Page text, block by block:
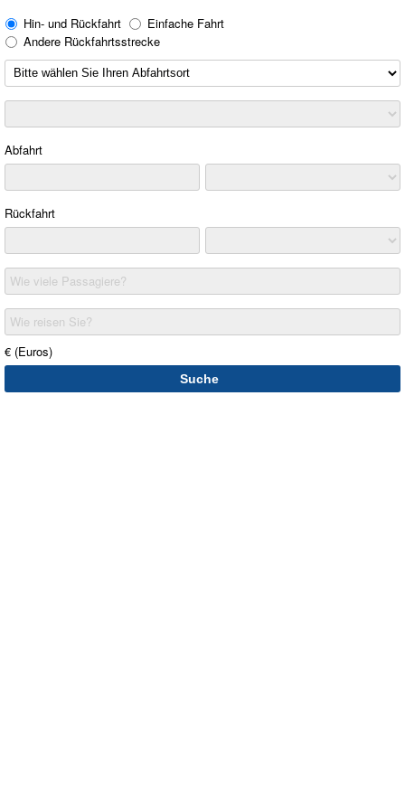
Hin- und Rückfahrt
Einfache Fahrt
Andere Rückfahrtsstrecke
Abfahrt
Rückfahrt
Wie viele Passagiere?
Wie reisen Sie?
€ (Euros)
Suche